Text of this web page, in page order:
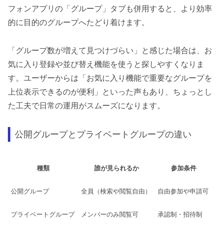
フォンアプリの「グループ」タブも併用すると、より効率
的に目的のグループへたどり着けます。
「グループ数が増えて見つけづらい」と感じた場合は、お
気に入り登録や並び替え機能を使うと探しやすくなりま
す。ユーザーからは「お気に入り機能で重要なグループを
上位表示できるのが便利」といった声もあり、ちょっとし
た工夫で日常の運用がスムーズになります。
公開グループとプライベートグループの違い
種類 誰が見られるか 参加条件
公開グループ 全員（検索や閲覧自由） 自由参加や申請可
プライベートグループ メンバーのみ閲覧可 承認制・招待制